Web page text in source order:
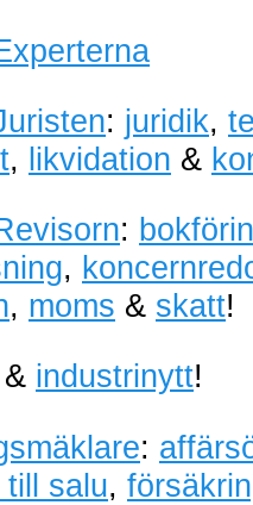
: juridik,
, likvidation &
:
,
, moms & skatt!
& industrinytt!
:
salu,